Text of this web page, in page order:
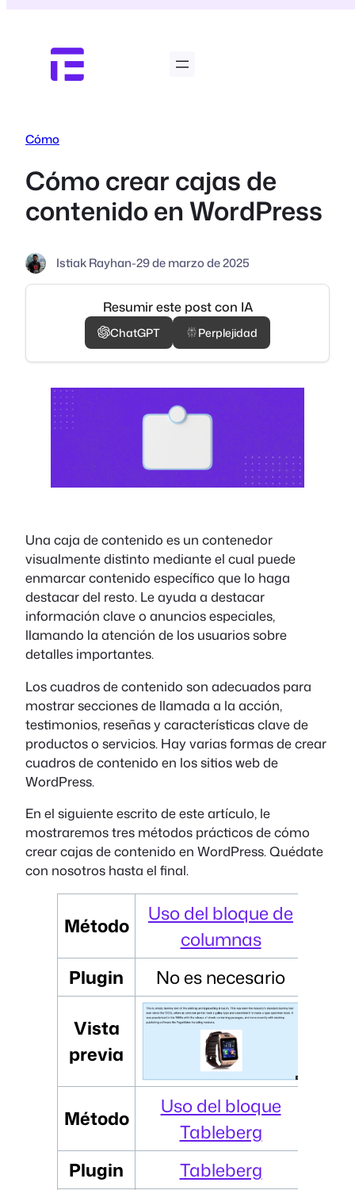
contenido
Cómo
Cómo crear cajas de
contenido en WordPress
Istiak Rayhan-29 de marzo de 2025
Resumir este post con IA
ChatGPT Perplejidad
Una caja de contenido es un contenedor
visualmente distinto mediante el cual puede
enmarcar contenido específico que lo haga
destacar del resto. Le ayuda a destacar
información clave o anuncios especiales,
llamando la atención de los usuarios sobre
detalles importantes.
Los cuadros de contenido son adecuados para
mostrar secciones de llamada a la acción,
testimonios, reseñas y características clave de
productos o servicios. Hay varias formas de crear
cuadros de contenido en los sitios web de
WordPress.
En el siguiente escrito de este artículo, le
mostraremos tres métodos prácticos de cómo
crear cajas de contenido en WordPress. Quédate
con nosotros hasta el final.
Método
Uso del bloque de
columnas
Plugin
No es necesario
Vista
previa
Método
Uso del bloque
Tableberg
Plugin
Tableberg